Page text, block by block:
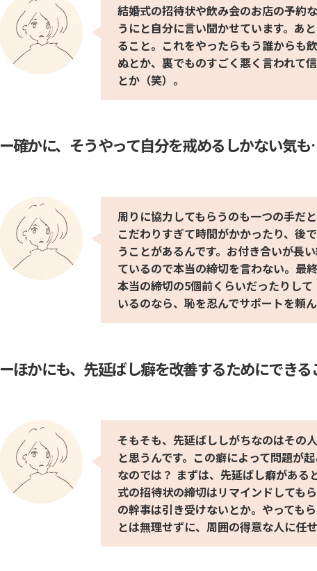
結婚式の招待状や飲み会のお店の予約
うにと自分に言い聞かせています。あ
ること。これをやったらもう誰からも
ぬとか、裏でものすごく悪く言われて
とか（笑）。
ー確かに、そうやって自分を戒めるしかない気
周りに協力してもらうのも一つの手だ
こだわりすぎて時間がかかったり、後
うことがあるんです。お付き合いが長
ているので本当の締切を言わない。最
本当の締切の5個前くらいだったりし
いるのなら、恥を忍んでサポートを頼
ーほかにも、先延ばし癖を改善するためにできる
そもそも、先延ばししがちなのはその
と思うんです。この癖によって問題が
なのでは？ まずは、先延ばし癖がある
式の招待状の締切はリマインドしても
の幹事は引き受けないとか。やっても
とは無理せずに、周囲の得意な人に任